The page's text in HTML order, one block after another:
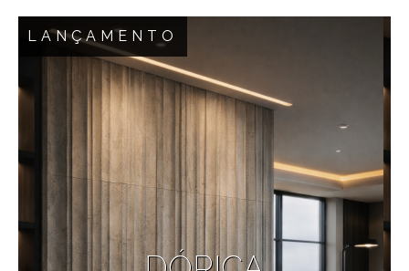
Inspirada na forma como os padrões da natureza
se repetem, esta linha celebra a harmonia ao
nosso redor. A textura etrusca foi escolhida para
realçar essa beleza, combinando a rusticidade do
concreto com um toque natural, tornando cada
peça única. O Cinza foi escolhido para unir
sofisticação, modernidade e um aspecto natural.
LANÇAMENTO